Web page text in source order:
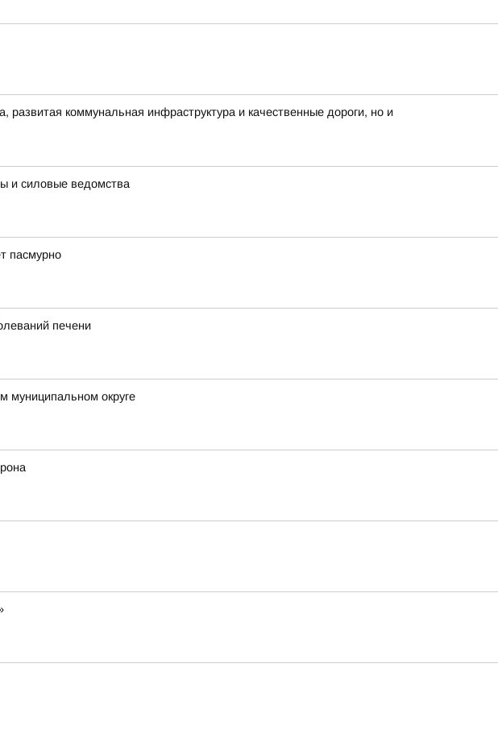
коммунальная инфраструктура и качественные дороги, но и
и силовые ведомства
пасмурно
печени
муниципальном округе